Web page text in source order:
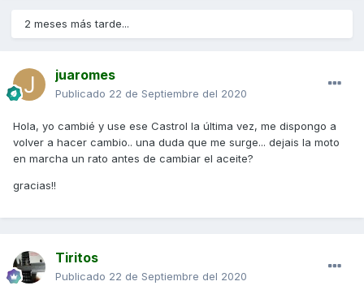
2 meses más tarde...
juaromes
Publicado 22 de Septiembre del 2020
Hola, yo cambié y use ese Castrol la última vez, me dispongo a
volver a hacer cambio.. una duda que me surge... dejais la moto
en marcha un rato antes de cambiar el aceite?
gracias!!
Tiritos
Publicado 22 de Septiembre del 2020